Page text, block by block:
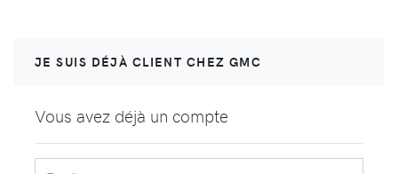
JE SUIS DÉJÀ CLIENT CHEZ GMC
Vous avez déjà un compte